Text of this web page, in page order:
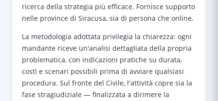
ricerca della strategia più efficace. Fornisce supporto
nelle province di Siracusa, sia di persona che online.
La metodologia adottata privilegia la chiarezza: ogni
mandante riceve un'analisi dettagliata della propria
problematica, con indicazioni pratiche su durata,
costi e scenari possibili prima di avviare qualsiasi
procedura. Sul fronte del Civile, l'attività copre sia la
fase stragiudiziale — finalizzata a dirimere la